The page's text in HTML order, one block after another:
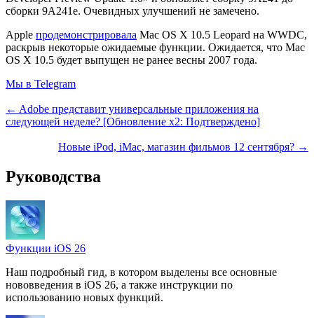
сборки 9A241e. Очевидных улучшений не замечено.
Apple продемонстрировала Mac OS X 10.5 Leopard на WWDC,
раскрыв некоторые ожидаемые функции. Ожидается, что Mac
OS X 10.5 будет выпущен не ранее весны 2007 года.
Мы в Telegram
← Adobe представит универсальные приложения на
следующей неделе? [Обновление x2: Подтверждено]
Новые iPod, iMac, магазин фильмов 12 сентября? →
Руководства
Функции iOS 26
Наш подробный гид, в котором выделены все основные
нововведения в iOS 26, а также инструкции по
использованию новых функций.